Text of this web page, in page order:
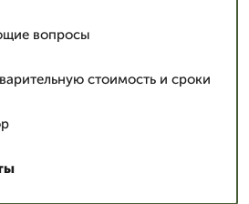
вопросы
стоимость и сроки